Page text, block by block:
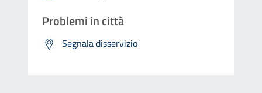
Problemi in città
Segnala disservizio